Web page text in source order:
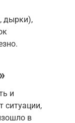
дырки),
и
ситуации,
в